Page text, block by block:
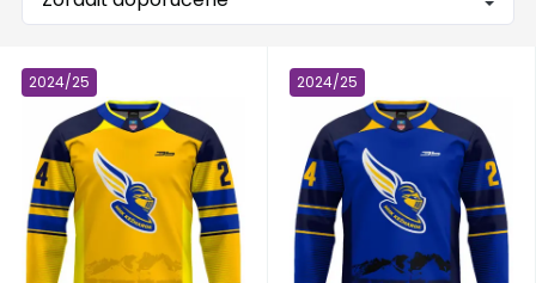
2024/25 2024/25